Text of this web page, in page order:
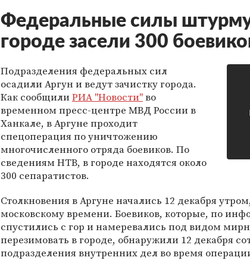
Федеральные силы
городе засели 300
Подразделения федеральных сил
осадили Аргун и ведут зачистку города.
Как сообщилиРИА "Новости"во
временном пресс-центре МВД России в
Ханкале, в Аргуне проходит
спецоперация по уничтожению
многочисленного отряда боевиков. По
сведениям НТВ, в городе находятся около
300 сепаратистов.
Столкновения в Аргуне начались 12 декабря
московскому времени. Боевиков, которые, по
спустились с гор и намеревались под видом
перезимовать в городе, обнаружили 12 декабря
подразделения внутренних дел во время